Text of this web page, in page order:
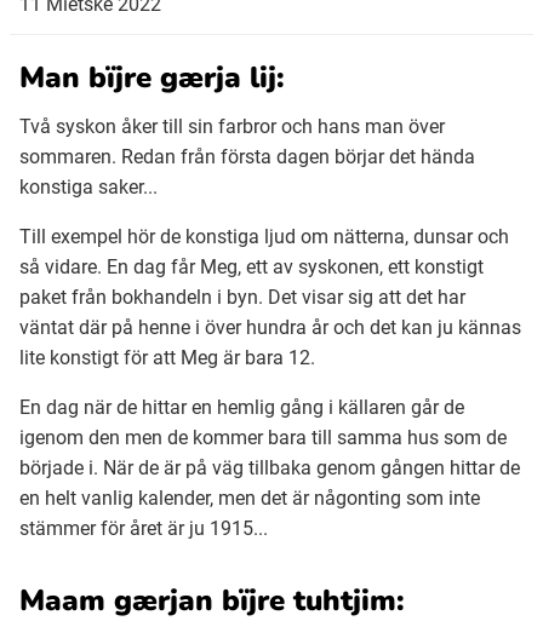
Man bïjre gærja lij:
Två syskon åker till sin farbror och hans man över
sommaren. Redan från första dagen börjar det hända
konstiga saker...
Till exempel hör de konstiga ljud om nätterna, dunsar och
så vidare. En dag får Meg, ett av syskonen, ett konstigt
paket från bokhandeln i byn. Det visar sig att det har
väntat där på henne i över hundra år och det kan ju kännas
lite konstigt för att Meg är bara 12.
En dag när de hittar en hemlig gång i källaren går de
igenom den men de kommer bara till samma hus som de
började i. När de är på väg tillbaka genom gången hittar de
en helt vanlig kalender, men det är någonting som inte
stämmer för året är ju 1915...
Maam gærjan bïjre tuhtjim: